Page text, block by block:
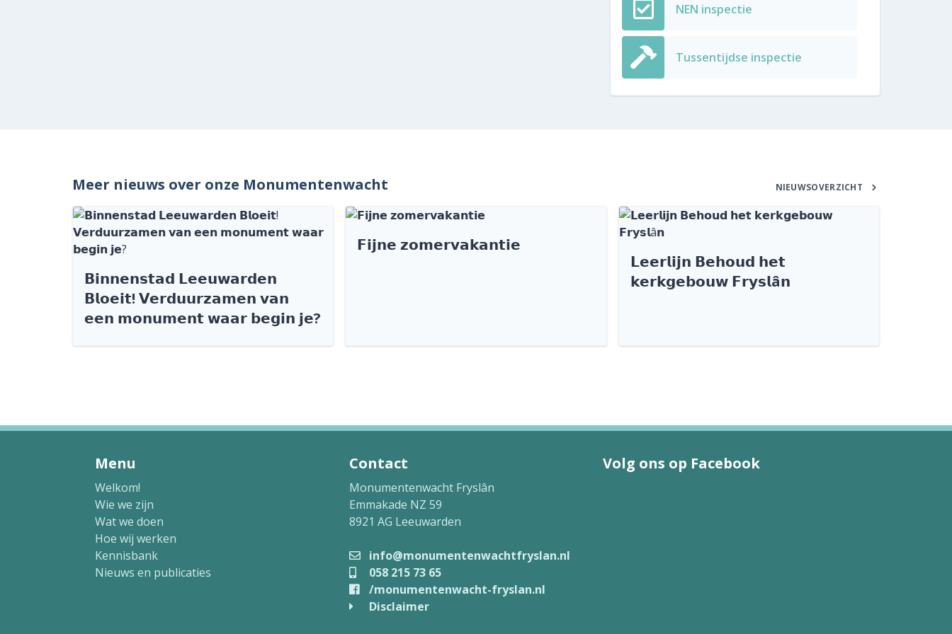
NEN inspectie
Tussentijdse inspectie
Meer nieuws over onze Monumentenwacht NIEUWSOVERZICHT
𝗕𝗶𝗻𝗻𝗲𝗻𝘀𝘁𝗮𝗱 𝗟𝗲𝗲𝘂𝘄𝗮𝗿𝗱𝗲𝗻
𝗕𝗹𝗼𝗲𝗶𝘁! 𝗩𝗲𝗿𝗱𝘂𝘂𝗿𝘇𝗮𝗺𝗲𝗻 𝘃𝗮𝗻
𝗲𝗲𝗻 𝗺𝗼𝗻𝘂𝗺𝗲𝗻𝘁 𝘄𝗮𝗮𝗿 𝗯𝗲𝗴𝗶𝗻 𝗷𝗲?
𝗙𝗶𝗷𝗻𝗲 𝘇𝗼𝗺𝗲𝗿𝘃𝗮𝗸𝗮𝗻𝘁𝗶𝗲
𝗟𝗲𝗲𝗿𝗹𝗶𝗷𝗻 𝗕𝗲𝗵𝗼𝘂𝗱 𝗵𝗲𝘁
𝗸𝗲𝗿𝗸𝗴𝗲𝗯𝗼𝘂𝘄 𝗙𝗿𝘆𝘀𝗹â𝗻
Menu
Welkom!
Wie we zijn
Wat we doen
Hoe wij werken
Kennisbank
Nieuws en publicaties
Contact
Monumentenwacht Fryslân
Emmakade NZ 59
8921 AG Leeuwarden
info@monumentenwachtfryslan.nl
058 215 73 65
/monumentenwacht-fryslan.nl
Disclaimer
Volg ons op Facebook